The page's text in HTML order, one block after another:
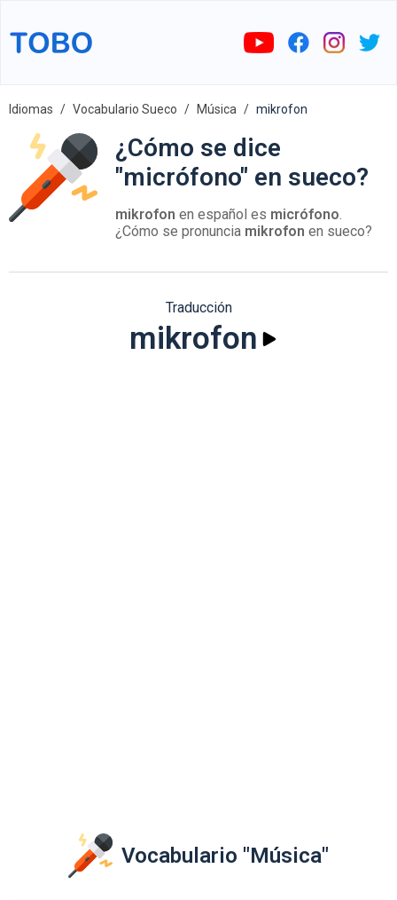
Idiomas Vocabulario Sueco Música mikrofon
¿Cómo se dice
"micrófono" en sueco?
mikrofon en español es micrófono.
¿Cómo se pronuncia mikrofon en sueco?
Traducción
mikrofon
Vocabulario "Música"